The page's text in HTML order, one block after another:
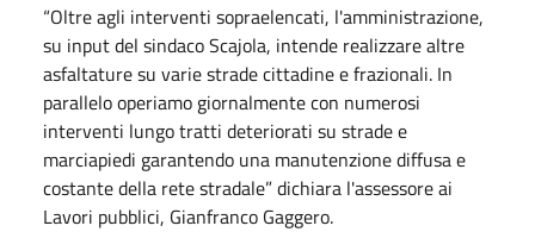
“Oltre agli interventi sopraelencati, l'amministrazione,
su input del sindaco Scajola, intende realizzare altre
asfaltature su varie strade cittadine e frazionali. In
parallelo operiamo giornalmente con numerosi
interventi lungo tratti deteriorati su strade e
marciapiedi garantendo una manutenzione diffusa e
costante della rete stradale” dichiara l'assessore ai
Lavori pubblici, Gianfranco Gaggero.